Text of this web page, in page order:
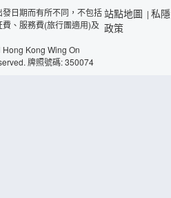
日期而有所不同，不包括
、服務費(旅行團適用)及
Kong Wing On
牌照號碼: 350074
站點地圖 | 私隱
政策